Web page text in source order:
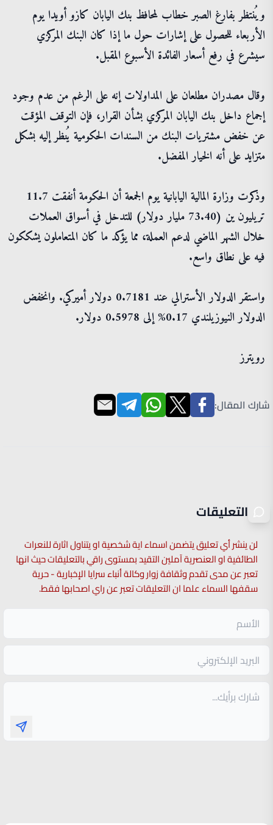
ويُنتظر بفارغ الصبر خطاب لمحافظ بنك اليابان كازو أويدا يوم
الأربعاء للحصول على إشارات حول ما إذا كان البنك المركزي
سيشرع في رفع أسعار الفائدة الأسبوع المقبل.
وقال مصدران مطلعان على المداولات إنه على الرغم من عدم وجود
إجماع داخل بنك اليابان المركزي بشأن القرار، فإن التوقف المؤقت
عن خفض مشتريات البنك من السندات الحكومية يُنظر إليه بشكل
متزايد على أنه الخيار المفضل.
وذكرت وزارة المالية اليابانية يوم الجمعة أن الحكومة أنفقت 11.7
تريليون ين (73.40 مليار دولار) للتدخل في أسواق العملات
خلال الشهر الماضي لدعم العملة، مما يؤكد ما كان المتعاملون يشككون
فيه على نطاق واسع.
واستقر الدولار الأسترالي عند 0.7181 دولار أميركي. وانخفض
الدولار النيوزيلندي 0.17% إلى 0.5978 دولار.
رويترز
شارك المقال:
التعليقات
لن ينشر أي تعليق يتضمن اسماء اية شخصية او يتناول اثارة للنعرات
الطائفية او العنصرية آملين التقيد بمستوى راقي بالتعليقات حيث انها
تعبر عن مدى تقدم وثقافة زوار وكالة أنباء سرايا الإخبارية - حرية
سقفها السماء علما ان التعليقات تعبر عن راي اصحابها فقط.